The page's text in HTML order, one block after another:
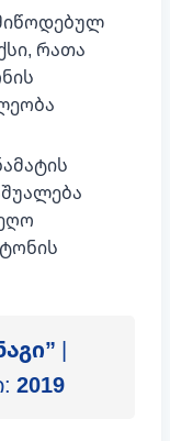
რათა
|
2019